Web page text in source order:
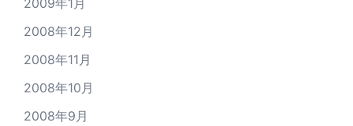
2009年1月
2008年12月
2008年11月
2008年10月
2008年9月